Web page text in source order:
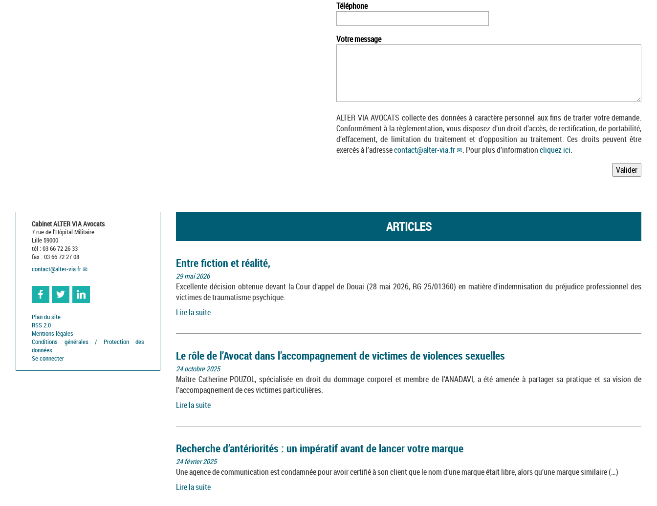
Téléphone
Votre message
ALTER VIA AVOCATS collecte des données à caractère personnel aux fins de traiter votre demande.
Conformément à la règlementation, vous disposez d’un droit d’accès, de rectification, de portabilité,
d’effacement, de limitation du traitement et d’opposition au traitement. Ces droits peuvent être
exercés à l’adressecontact@alter-via.fr . Pour plus d’informationcliquez ici.
Valider
ARTICLES
Entre fiction et réalité,
29 mai 2026
Excellente décision obtenue devant la Cour d’appel de Douai (28 mai 2026, RG 25/01360) en matière d’indemnisation du préjudice professionnel des
victimes de traumatisme psychique.
Lire la suite
Le rôle de l’Avocat dans l’accompagnement de victimes de violences sexuelles
24 octobre 2025
Maître Catherine POUZOL, spécialisée en droit du dommage corporel et membre de l’ANADAVI, a été amenée à partager sa pratique et sa vision de
l’accompagnement de ces victimes particulières.
Lire la suite
Recherche d’antériorités : un impératif avant de lancer votre marque
24 février 2025
Une agence de communication est condamnée pour avoir certifié à son client que le nom d’une marque était libre, alors qu’une marque similaire (…)
Lire la suite
Cabinet ALTER VIA Avocats
7 rue de l’Hôpital Militaire
Lille 59000
tél : 03 66 72 26 33
fax : 03 66 72 27 08
contact@alter-via.fr
FacebookTwitter
Plan du site
RSS 2.0
Mentions légales
Conditions générales / Protection des
données
Se connecter